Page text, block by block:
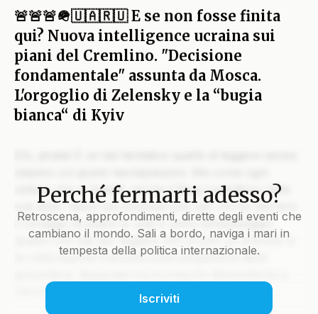
🚨🚨🚨🪖🇺🇦🇷🇺 E se non fosse finita
qui? Nuova intelligence ucraina sui
piani del Cremlino. "Decisione
fondamentale" assunta da Mosca.
L'orgoglio di Zelensky e la “bugia
bianca“ di Kyiv
veliero che si rispetti, anche il Blog custodisce nelle
sue stive i tesori più preziosi solo per chi ha davvero
il coraggio di issare le vele e unirsi all’equipaggio.
Quello che stai per leggere non è solo un articolo: è
la rotta segreta tracciata sulla pergamena della
silenzi che parlano più di mille colpi di cannone.
Perché fermarti adesso?
Retroscena, approfondimenti, dirette degli eventi che
cambiano il mondo. Sali a bordo, naviga i mari in
tempesta della politica internazionale.
Iscriviti